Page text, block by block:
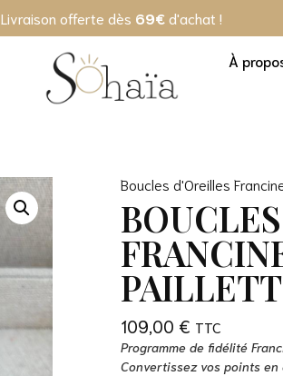
Livraison offerte dès 69€ d'achat !
À
Boucles d'Oreilles
109,00 €
Programme de fidélité
Convertissez vos points en